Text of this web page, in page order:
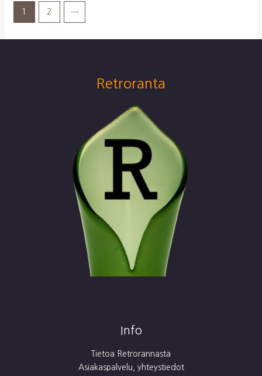
1 2 →
Retroranta
Info
Tietoa Retrorannasta
Asiakaspalvelu, yhteystiedot